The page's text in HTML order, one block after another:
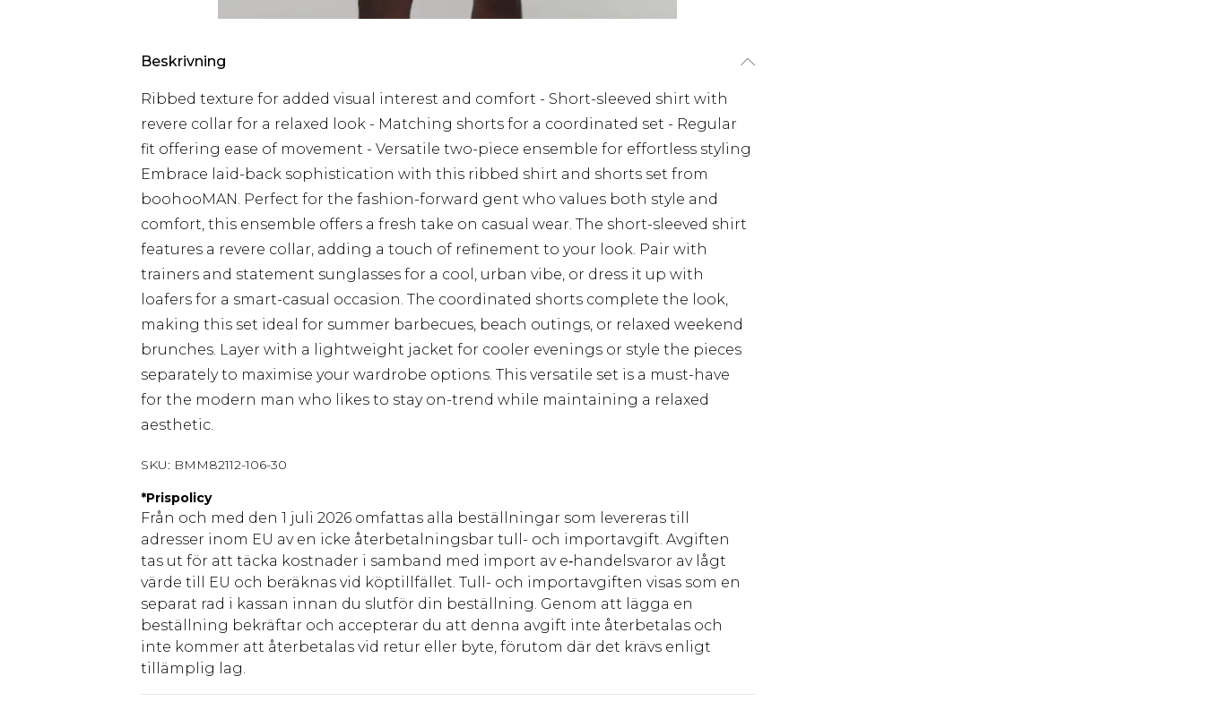
Beskrivning
Ribbed texture for added visual interest and comfort - Short-sleeved shirt with
revere collar for a relaxed look - Matching shorts for a coordinated set - Regular
fit offering ease of movement - Versatile two-piece ensemble for effortless styling
Embrace laid-back sophistication with this ribbed shirt and shorts set from
boohooMAN. Perfect for the fashion-forward gent who values both style and
comfort, this ensemble offers a fresh take on casual wear. The short-sleeved shirt
features a revere collar, adding a touch of refinement to your look. Pair with
trainers and statement sunglasses for a cool, urban vibe, or dress it up with
loafers for a smart-casual occasion. The coordinated shorts complete the look,
making this set ideal for summer barbecues, beach outings, or relaxed weekend
brunches. Layer with a lightweight jacket for cooler evenings or style the pieces
separately to maximise your wardrobe options. This versatile set is a must-have
for the modern man who likes to stay on-trend while maintaining a relaxed
aesthetic.
SKU: BMM82112-106-30
*Prispolicy
Från och med den 1 juli 2026 omfattas alla beställningar som levereras till
adresser inom EU av en icke återbetalningsbar tull- och importavgift. Avgiften
tas ut för att täcka kostnader i samband med import av e‑handelsvaror av lågt
värde till EU och beräknas vid köptillfället. Tull- och importavgiften visas som en
separat rad i kassan innan du slutför din beställning. Genom att lägga en
beställning bekräftar och accepterar du att denna avgift inte återbetalas och
inte kommer att återbetalas vid retur eller byte, förutom där det krävs enligt
tillämplig lag.